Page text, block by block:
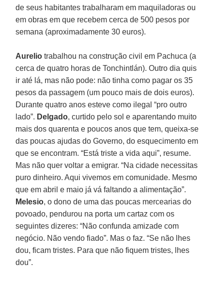
de seus habitantes trabalharam em maquiladoras ou
em obras em que recebem cerca de 500 pesos por
semana (aproximadamente 30 euros).
Aureliotrabalhou na construção civil em Pachuca (a
cerca de quatro horas de Tonchintlán). Outro dia quis
ir até lá, mas não pode: não tinha como pagar os 35
pesos da passagem (um pouco mais de dois euros).
Durante quatro anos esteve como ilegal “pro outro
lado”. Delgado, curtido pelo sol e aparentando muito
mais dos quarenta e poucos anos que tem, queixa-se
das poucas ajudas do Governo, do esquecimento em
que se encontram. “Está triste a vida aqui”, resume.
Mas não quer voltar a emigrar. “Na cidade necessitas
puro dinheiro. Aqui vivemos em comunidade. Mesmo
que em abril e maio já vá faltando a alimentação”.
Melesio, o dono de uma das poucas mercearias do
povoado, pendurou na porta um cartaz com os
seguintes dizeres: “Não confunda amizade com
negócio. Não vendo fiado”. Mas o faz. “Se não lhes
dou, ficam tristes. Para que não fiquem tristes, lhes
dou”.